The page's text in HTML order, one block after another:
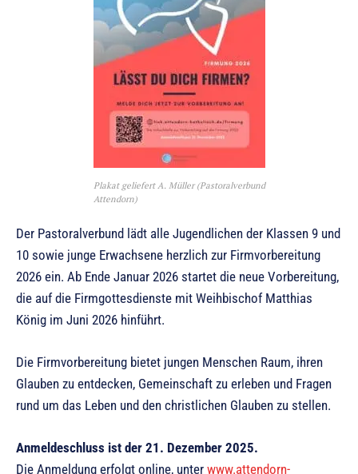
Plakat geliefert A. Müller (Pastoralverbund
Attendorn)
Der Pastoralverbund lädt alle Jugendlichen der Klassen 9 und
10 sowie junge Erwachsene herzlich zur Firmvorbereitung
2026 ein. Ab Ende Januar 2026 startet die neue Vorbereitung,
die auf die Firmgottesdienste mit Weihbischof Matthias
König im Juni 2026 hinführt.
Die Firmvorbereitung bietet jungen Menschen Raum, ihren
Glauben zu entdecken, Gemeinschaft zu erleben und Fragen
rund um das Leben und den christlichen Glauben zu stellen.
Anmeldeschluss ist der 21. Dezember 2025.
Die Anmeldung erfolgt online, unter www.attendorn-